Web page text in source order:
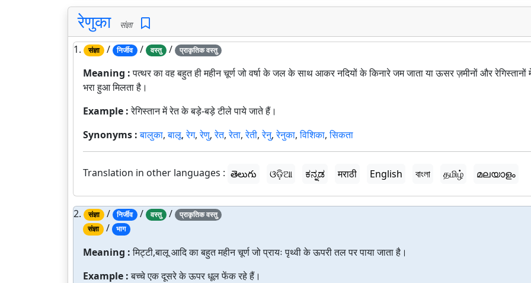
रेणुका संज्ञा
1. संज्ञा / निर्जीव / वस्तु / प्राकृतिक वस्तु
Meaning :पत्थर का वह बहुत ही महीन चूर्ण जो वर्षा के जल के साथ आकर नदियों के किनारे जम जाता या ऊसर ज़मीनों और रेगिस्तानों
भरा हुआ मिलता है।
Example :रेगिस्तान में रेत के बड़े-बड़े टीले पाये जाते हैं।
Synonyms :बालुका,बालू,रेग,रेणु,रेत,रेता,रेती,रेनु,रेनुका,विशिका,सिकता
Translation in other languages : తెలుగు ଓଡ଼ିଆ ಕನ್ನಡ मराठी English বাংলা தமிழ் മലയാളം
2. संज्ञा / निर्जीव / वस्तु /
प्राकृतिक वस्तु
संज्ञा / भाग
Meaning :मिट्टी,बालू आदि का बहुत महीन चूर्ण जो प्रायः पृथ्वी के ऊपरी तल पर पाया जाता है।
Example :बच्चे एक दूसरे के ऊपर धूल फेंक रहे हैं।